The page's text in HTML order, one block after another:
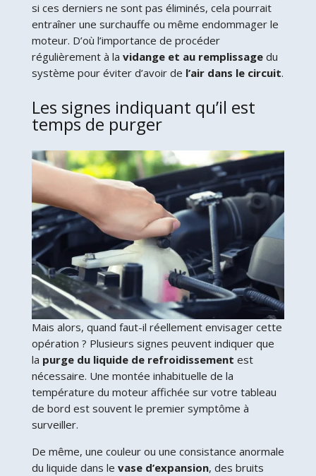
si ces derniers ne sont pas éliminés, cela pourrait
entraîner une surchauffe ou même endommager le
moteur. D’où l’importance de procéder
régulièrement à la vidange et au remplissagedu
système pour éviter d’avoir de l’air dans le circuit.
Les signes indiquant qu’il est
temps de purger
Mais alors, quand faut-il réellement envisager cette
opération ? Plusieurs signes peuvent indiquer que
la purge du liquide de refroidissement est
nécessaire. Une montée inhabituelle de la
température du moteur affichée sur votre tableau
de bord est souvent le premier symptôme à
surveiller.
De même, une couleur ou une consistance anormale
du liquide dans le vase d’expansion, des bruits